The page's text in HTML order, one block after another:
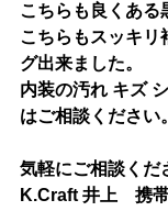
こちらも良くある
こちらもスッキリ
グ出来ました。
内装の汚れ キズ
はご相談ください。
気軽にご相談くだ
K.Craft 井上　携